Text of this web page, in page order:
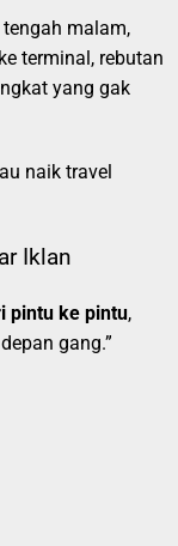
malam,
terminal, rebutan
yang gak
naik travel
Iklan
pintu ke pintu,
gang.”